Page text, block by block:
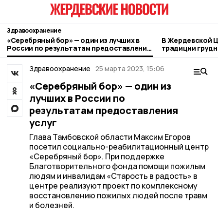
Здравоохранение
«Серебряный бор» — один из лучших в
России по результатам предоставления
услуг
В Жердевской
традиции
Здравоохранение 25 марта 2023, 15:06
«Серебряный бор» — один из
лучших в России по
результатам предоставления
услуг
Глава Тамбовской области Максим Егоров
посетил социально-реабилитационный центр
«Серебряный бор». При поддержке
Благотворительного фонда помощи пожилым
людям и инвалидам «Старость в радость» в
центре реализуют проект по комплексному
восстановлению пожилых людей после травм
и болезней.